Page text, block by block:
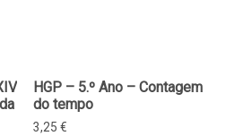
HGP – 5.º Ano – Contagem
do tempo
3,25 €